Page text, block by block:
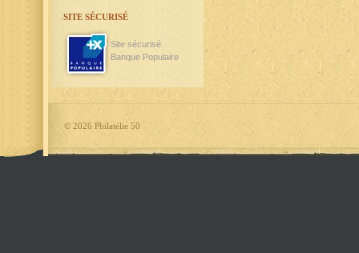
SITE SÉCURISÉ
Site sécurisé
Banque Populaire
© 2026 Philatélie 50